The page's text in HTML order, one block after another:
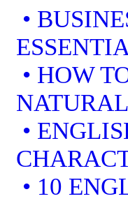
•
• HOW
•
• 10